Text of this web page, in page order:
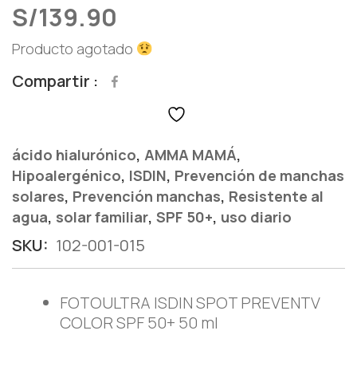
S/139.90
Producto agotado
Compartir
ácido hialurónico, AMMA MAMÁ,
Hipoalergénico, ISDIN, Prevención de manchas
solares, Prevención manchas, Resistente al
agua, solar familiar, SPF 50+, uso diario
SKU: 102-001-015
FOTOULTRA ISDIN SPOT PREVENTV
COLOR SPF 50+ 50 ml